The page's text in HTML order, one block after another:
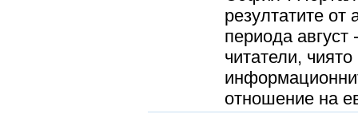
резултатите от
периода
читатели,
отношение на